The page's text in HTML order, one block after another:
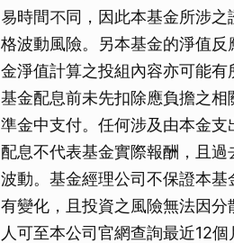
易時間不同，因此本基金所涉
格波動風險。另本基金的淨值
金淨值計算之投組內容亦可能
基金配息前未先扣除應負擔之
準金中支付。任何涉及由本金
配息不代表基金實際報酬，且
波動。基金經理公司不保證本
有變化，且投資之風險無法因
人可至本公司官網查詢最近12